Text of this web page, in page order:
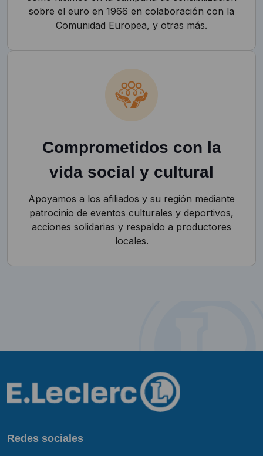
sobre el euro en 1966 en colaboración con la
Comunidad Europea, y otras más.
Comprometidos con la
vida social y cultural
Apoyamos a los afiliados y su región mediante
patrocinio de eventos culturales y deportivos,
acciones solidarias y respaldo a productores
locales.
Redes sociales